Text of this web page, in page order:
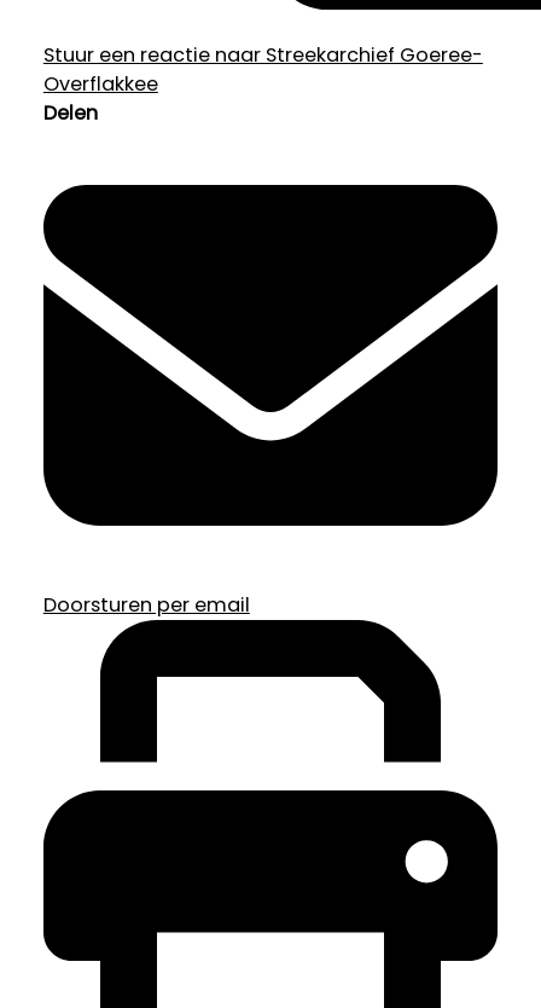
Stuur een reactie naar Streekarchief Goeree-
Overflakkee
Delen
Doorsturen per email